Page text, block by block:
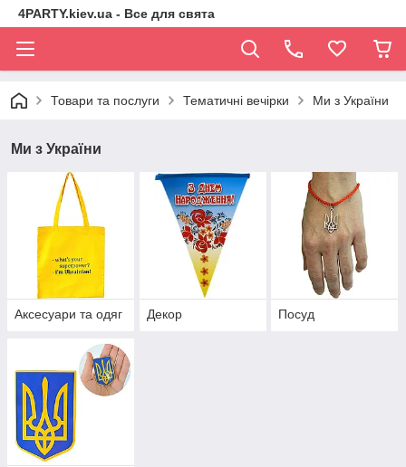
4PARTY.kiev.ua - Все для свята
Товари та послуги Тематичні вечірки Ми з України
Ми з України
Аксесуари та одяг Декор Посуд